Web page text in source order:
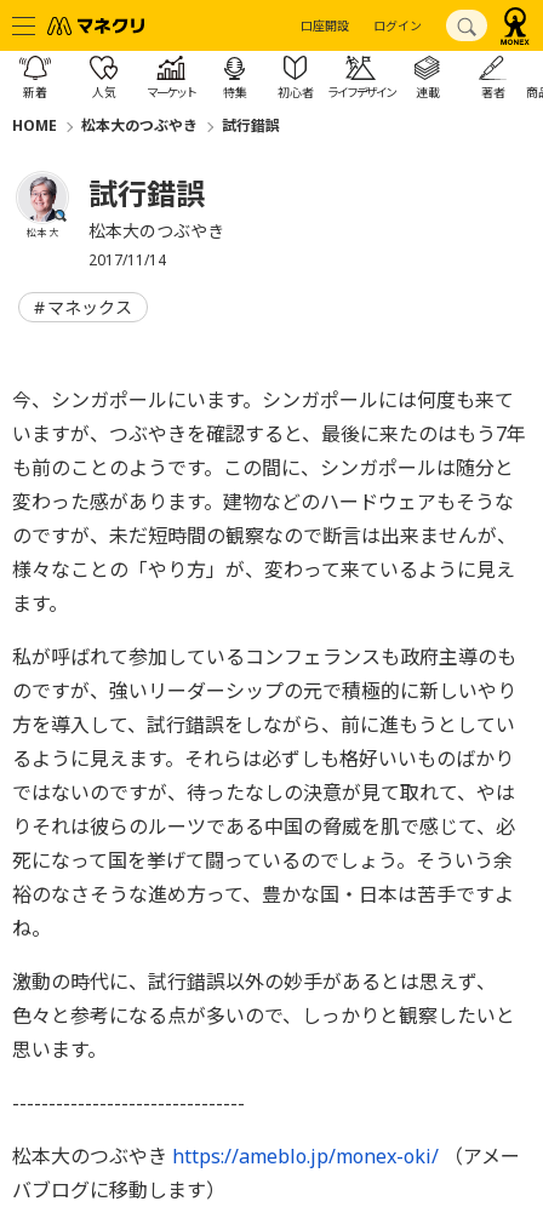
口座開設 ログイン
新着 人気 マーケット 特集 初心者 ライフデザイン 連載 著者 商
HOME 松本大のつぶやき 試行錯誤
松本 大
試行錯誤
松本大のつぶやき
2017/11/14
マネックス
今、シンガポールにいます。シンガポールには何度も来て
いますが、つぶやきを確認すると、最後に来たのはもう7年
も前のことのようです。この間に、シンガポールは随分と
変わった感があります。建物などのハードウェアもそうな
のですが、未だ短時間の観察なので断言は出来ませんが、
様々なことの「やり方」が、変わって来ているように見え
ます。
私が呼ばれて参加しているコンフェランスも政府主導のも
のですが、強いリーダーシップの元で積極的に新しいやり
方を導入して、試行錯誤をしながら、前に進もうとしてい
るように見えます。それらは必ずしも格好いいものばかり
ではないのですが、待ったなしの決意が見て取れて、やは
りそれは彼らのルーツである中国の脅威を肌で感じて、必
死になって国を挙げて闘っているのでしょう。そういう余
裕のなさそうな進め方って、豊かな国・日本は苦手ですよ
ね。
激動の時代に、試行錯誤以外の妙手があるとは思えず、
色々と参考になる点が多いので、しっかりと観察したいと
思います。
--------------------------------
松本大のつぶやき https://ameblo.jp/monex-oki/ （アメー
バブログに移動します）